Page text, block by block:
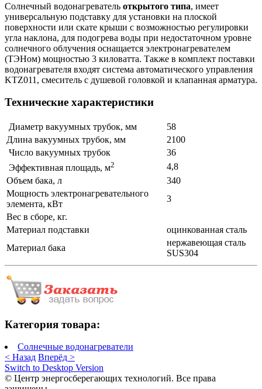
Солнечный водонагреватель открытого типа, имеет
универсальную подставку для установки на плоской
поверхности или скате крыши с возможностью регулировки
угла наклона, для подогрева воды при недостаточном уровне
солнечного облучения оснащается электронагревателем
(ТЭНом) мощностью 3 киловатта. Также в комплект поставки
водонагревателя входят система автоматического управления
KTZ011, смеситель с душевой головкой и клапанная арматура.
Технические характеристики
Диаметр вакуумных трубок, мм
58
Длина вакуумных трубок, мм
2100
Число вакуумных трубок
36
Эффективная площадь, м2
4,8
Объем бака, л
340
Мощность электронагревательного
элемента, кВт
3
Вес в сборе, кг.
Материал подставки
оцинкованная сталь
Материал бака
нержавеющая сталь
SUS304
Категория товара:
Солнечные водонагреватели
< Назад Вперёд >
Switch to Desktop Version
© Центр энергосберегающих технологий. Все права